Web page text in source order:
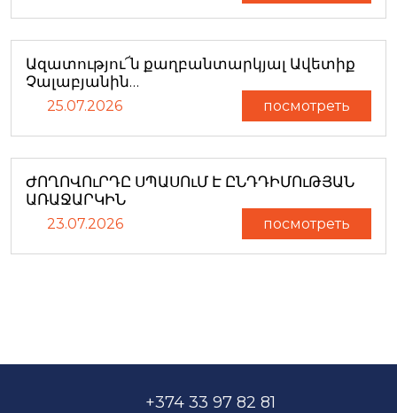
Ազատությու՜ն քաղբանտարկյալ Ավետիք
Չալաբյանին…
25.07.2026 посмотреть
ԺՈՂՈՎՈւՐԴԸ ՍՊԱՍՈւՄ Է ԸՆԴԴԻՄՈւԹՅԱՆ
ԱՌԱՋԱՐԿԻՆ
23.07.2026 посмотреть
+374 33 97 82 81